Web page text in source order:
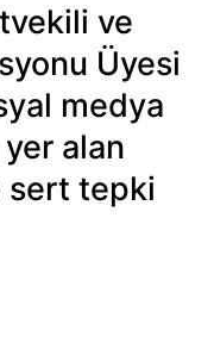
ve
Üyesi
medya
alan
sert tepki